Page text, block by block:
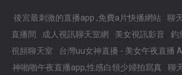
後宮最刺激的直播app ,免費a片快播網站 聊
直播間
成人視訊聊天室網 美女視訊影音
釣
視頻聊天室
台灣uu女神直播 - 美女午夜直播
神啪啪午夜直播app,性感白領少婦拍寫真
聊